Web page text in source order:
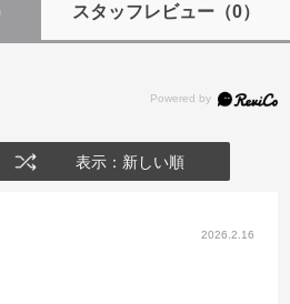
スタッフレビュー（0）
表示：新しい順
2026.2.16